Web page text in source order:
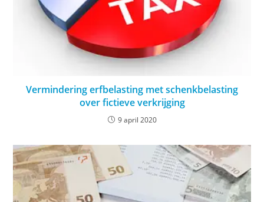
Vermindering erfbelasting met schenkbelasting
over fictieve verkrijging
9 april 2020